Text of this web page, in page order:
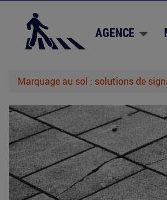
contenu
principal
AGENCE
Marquage au sol : solutions de
maraquage-
laposte-
asterix.jpg